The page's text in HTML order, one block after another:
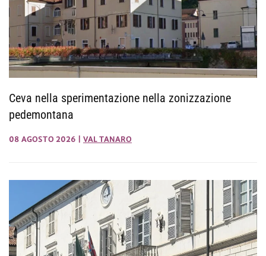
Ceva nella sperimentazione nella zonizzazione
pedemontana
08 AGOSTO 2026 VAL TANARO